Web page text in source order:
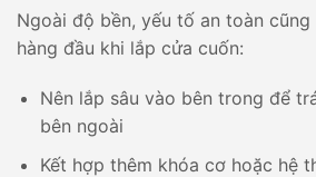
Ngoài độ bền, yếu tố an toàn
hàng đầu khi lắp cửa cuốn:
Nên lắp sâu vào bên trong để
bên ngoài
Kết hợp thêm khóa cơ hoặc hệ